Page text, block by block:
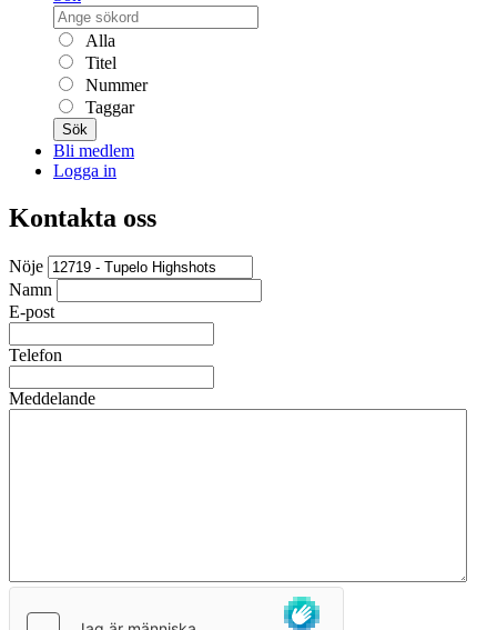
Alla
Titel
Nummer
Taggar
Sök
Bli medlem
Logga in
Kontakta oss
Nöje
Namn
E-post
Telefon
Meddelande